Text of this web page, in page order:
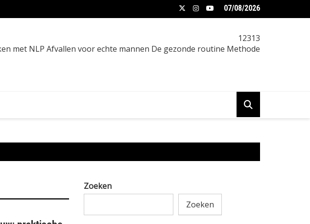
16:8 of 5:2 intermittent fasting afvallen: Intermittent
07/08/2026
12313
met NLP Afvallen voor echte mannen De gezonde routine Methode
Zoeken
Zoeken